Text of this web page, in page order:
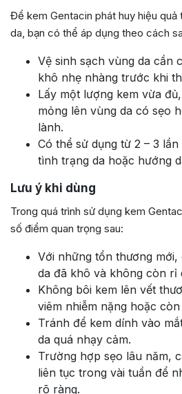
Để kem Gentacin phát huy hiệu quả
da, bạn có thể áp dụng theo cách
Vệ sinh sạch vùng da cần
khô nhẹ nhàng trước khi
Lấy một lượng kem vừa
mỏng lên vùng da có sẹo
lành.
Có thể sử dụng từ 2 – 3
tình trạng da hoặc hướng
Lưu ý khi dùng
Trong quá trình sử dụng kem
số điểm quan trọng sau:
Với những tổn thương
da đã khô và không còn rỉ
Không bôi kem lên vết
viêm nhiễm nặng hoặc
Tránh để kem dính vào
da quá nhạy cảm.
Trường hợp sẹo lâu năm,
liên tục trong vài tuần để
rõ ràng.